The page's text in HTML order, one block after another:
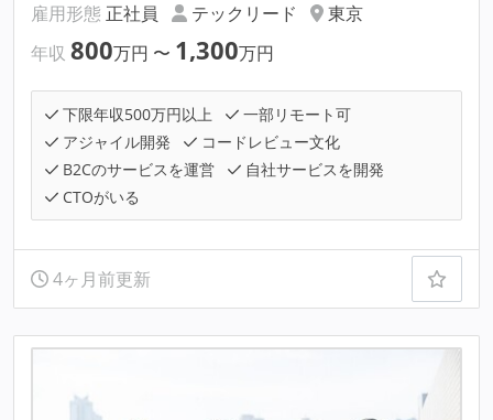
雇用形態 正社員 テックリード
東京
年収 800万円 〜 1,300万円
下限年収500万円以上
一部リモート可
アジャイル開発
コードレビュー文化
B2Cのサービスを運営
自社サービスを開発
CTOがいる
4ヶ月前更新